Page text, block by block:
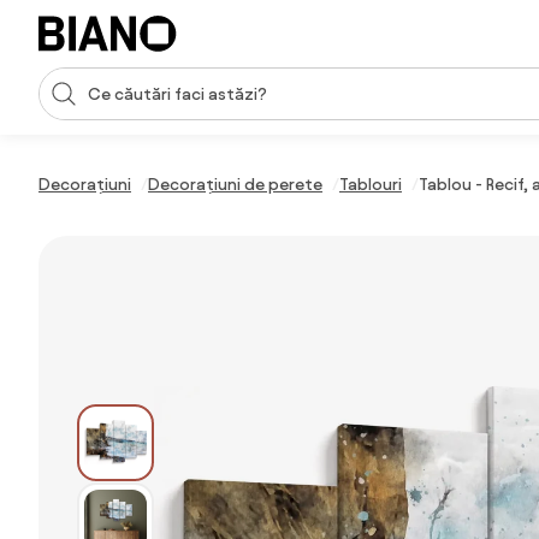
Sari peste navigare, accesează conținutul
Introducerea căutării
Decorațiuni Decorațiuni de perete Tablouri Tablou - Recif,